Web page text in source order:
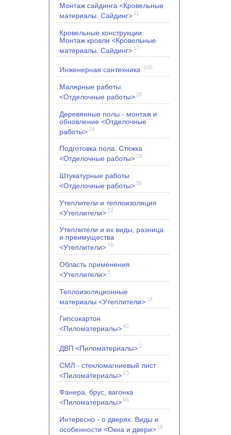
Монтаж сайдинга <Кровельные
материалы. Сайдинг> 11
Кровельные конструкции.
Монтаж кровли <Кровельные
материалы. Сайдинг> 17
Инженерная сантехника 105
Малярные работы
<Отделочные работы> 26
Деревянные полы - монтаж и
обновление <Отделочные
работы> 24
Подготовка пола. Стяжка
<Отделочные работы> 29
Штукатурные работы
<Отделочные работы>35
Утеплители и теплоизоляция
<Утеплители> 22
Утеплители и их виды, разница
и преимущества
<Утеплители> 16
Область применения
<Утеплители>3
Теплоизоляционные
материалы <Утеплители> 14
Гипсокартон
<Пиломатериалы>42
ДВП <Пиломатериалы> 2
СМЛ - стекломагниевый лист
<Пиломатериалы> 13
Фанера, брус, вагонка
<Пиломатериалы>66
Интересно - о дверях. Виды и
особенности <Окна и двери> 16